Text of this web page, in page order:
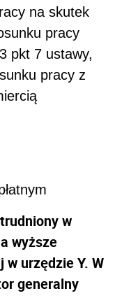
na skutek
pracy
pkt 7 ustawy,
pracy z
w
wyższe
w urzędzie Y. W
generalny